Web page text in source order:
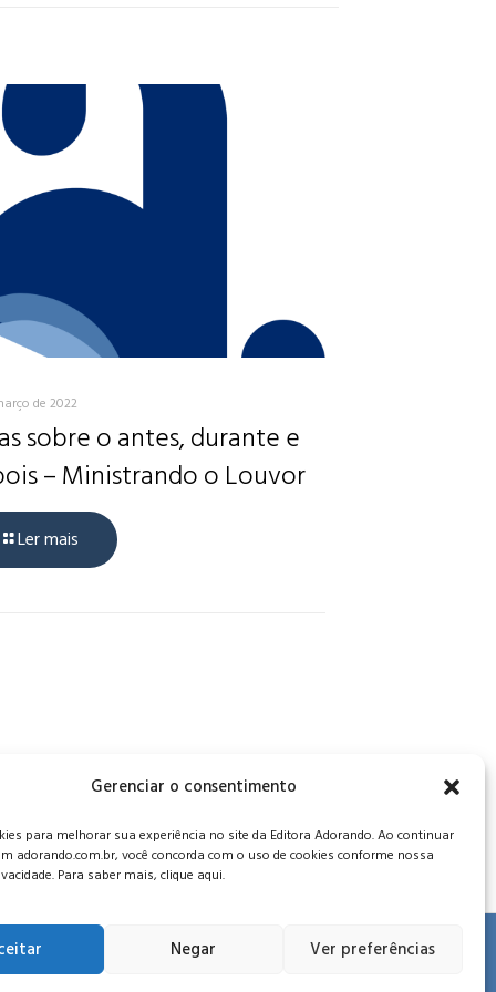
Gerenciar o consentimento
para melhorar sua experiência no site da Editora Adorando. Ao continuar
adorando.com.br, você concorda com o uso de cookies conforme nossa
Para saber mais, clique aqui.
Negar Ver preferências
de 2022
sobre o antes, durante e
– Ministrando o Louvor
Ler mais
privacidade